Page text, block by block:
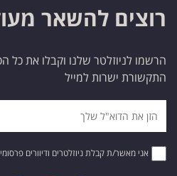
רוצים להשאר
הרשמו לניוזלטר שלנו וקבלו את כל
התקשורת ישרות למייל
אני מאשר/ת קבלת ניוזלטרים ודיוורים